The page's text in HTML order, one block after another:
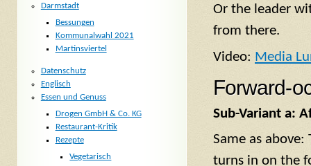
Or the leader
from there.
Video: Media
Forward-
Sub-Variant a:
Same as
turns in on the
Darmstadt
Bessungen
Kommunalwahl 2021
Martinsviertel
Datenschutz
Englisch
Essen und Genuss
Drogen GmbH & Co. KG
Restaurant-Kritik
Rezepte
Vegetarisch